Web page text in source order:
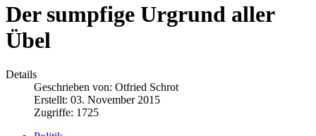
Der sumpfige Urgrund aller
Übel
Details
Geschrieben von: Otfried Schrot
Erstellt: 03. November 2015
Zugriffe: 1725